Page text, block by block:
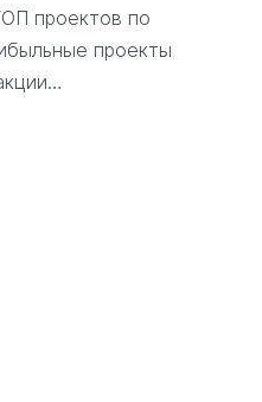
проектов по
проекты